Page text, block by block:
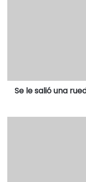
Se le salió una